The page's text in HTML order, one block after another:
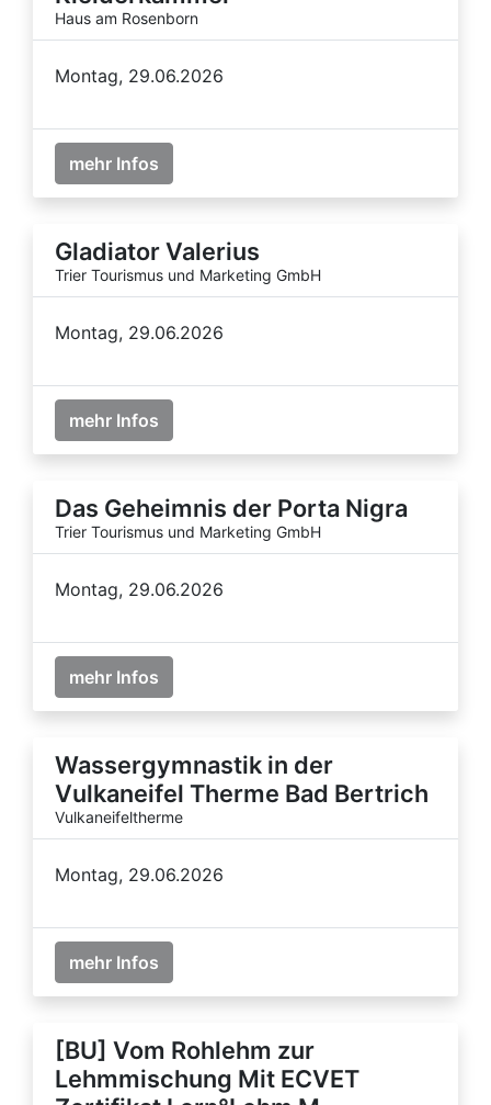
Haus am Rosenborn
Montag, 29.06.2026
mehr Infos
Gladiator Valerius
Trier Tourismus und Marketing GmbH
Montag, 29.06.2026
mehr Infos
Das Geheimnis der Porta Nigra
Trier Tourismus und Marketing GmbH
Montag, 29.06.2026
mehr Infos
Wassergymnastik in der
Vulkaneifel Therme Bad Bertrich
Vulkaneifeltherme
Montag, 29.06.2026
mehr Infos
[BU] Vom Rohlehm zur
Lehmmischung Mit ECVET